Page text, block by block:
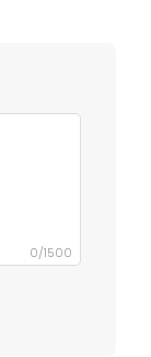
0/1500